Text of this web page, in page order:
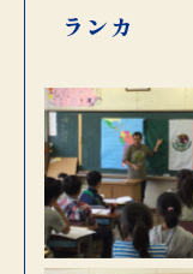
ランカ
メキシコ